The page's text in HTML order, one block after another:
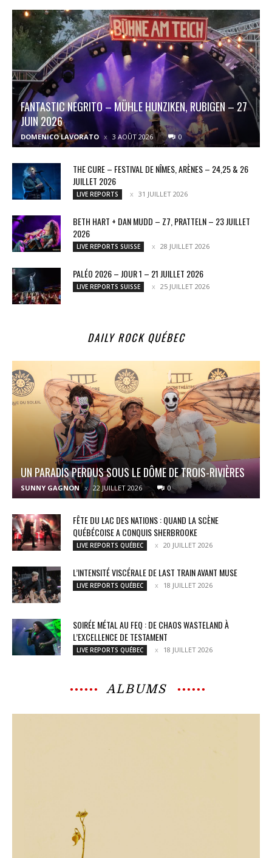
FANTASTIC NEGRITO – MÜHLE HUNZIKEN, RUBIGEN – 27
JUIN 2026
DOMENICO LAVORATO 3 AOÛT 2026 0
THE CURE – FESTIVAL DE NÎMES, ARÈNES – 24,25 & 26
JUILLET 2026
LIVE REPORTS 31 JUILLET 2026
BETH HART + DAN MUDD – Z7, PRATTELN – 23 JUILLET
2026
LIVE REPORTS SUISSE 28 JUILLET 2026
PALÉO 2026 – JOUR 1 – 21 JUILLET 2026
LIVE REPORTS SUISSE 25 JUILLET 2026
DAILY ROCK QUÉBEC
UN PARADIS PERDUS SOUS LE DÔME DE TROIS-RIVIÈRES
SUNNY GAGNON 22 JUILLET 2026 0
FÊTE DU LAC DES NATIONS : QUAND LA SCÈNE
QUÉBÉCOISE A CONQUIS SHERBROOKE
LIVE REPORTS QUÉBEC 20 JUILLET 2026
L’INTENSITÉ VISCÉRALE DE LAST TRAIN AVANT MUSE
LIVE REPORTS QUÉBEC 18 JUILLET 2026
SOIRÉE MÉTAL AU FEQ : DE CHAOS WASTELAND À
L’EXCELLENCE DE TESTAMENT
LIVE REPORTS QUÉBEC 18 JUILLET 2026
ALBUMS